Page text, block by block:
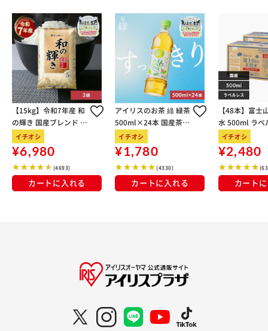
【15kg】令和7年産 和
の輝き 国産ブレンド 5
kg×3袋
イチオシ
¥6,980
(4693)
カートに入れる
アイリスのお茶 綠 緑茶
500ml×24本 国産茶葉
100％使用
イチオシ
¥1,780
(4330)
カートに入れる
【48本】富士
水 500ml ラベ
イチオシ
¥2,480
カート